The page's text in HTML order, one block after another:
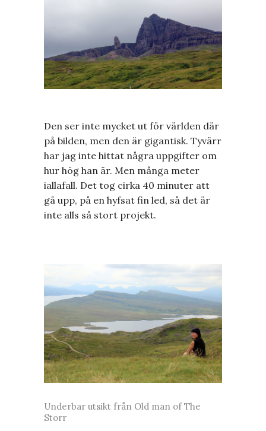
Den ser inte mycket ut för världen där
på bilden, men den är gigantisk. Tyvärr
har jag inte hittat några uppgifter om
hur hög han är. Men många meter
iallafall. Det tog cirka 40 minuter att
gå upp, på en hyfsat fin led, så det är
inte alls så stort projekt.
Underbar utsikt från Old man of The
Storr